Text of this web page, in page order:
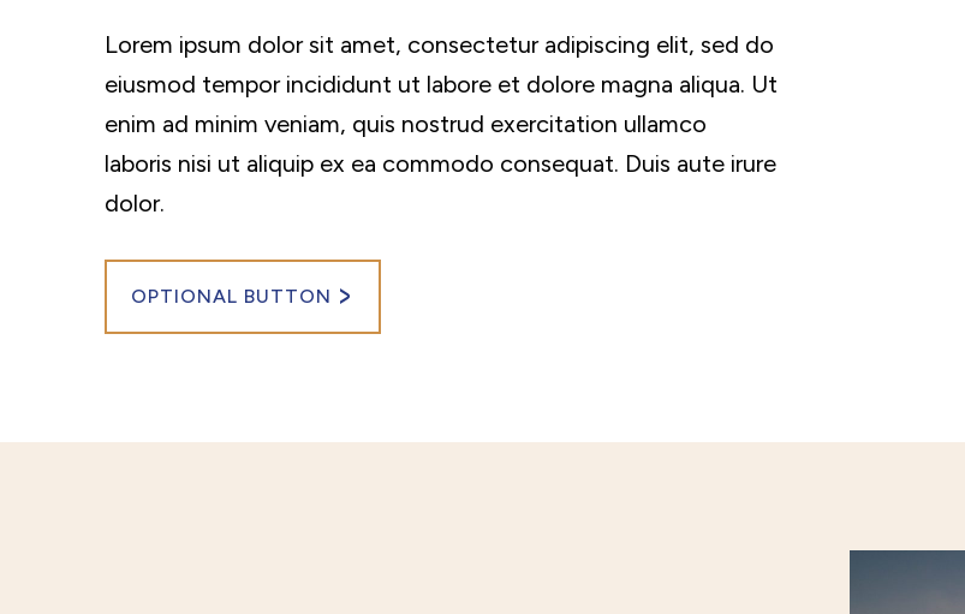
Lorem ipsum dolor sit amet, consectetur adipiscing elit, sed do
eiusmod tempor incididunt ut labore et dolore magna aliqua. Ut
enim ad minim veniam, quis nostrud exercitation ullamco
laboris nisi ut aliquip ex ea commodo consequat. Duis aute irure
dolor.
OPTIONAL BUTTON